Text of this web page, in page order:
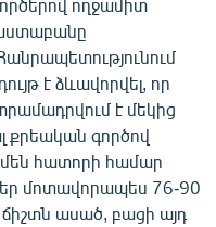
ողջամիտ
է ձևավորվել, որ
է մեկից
քրեական գործով
հատորի համար
մոտավորապես 76-90
ասած, բացի այդ